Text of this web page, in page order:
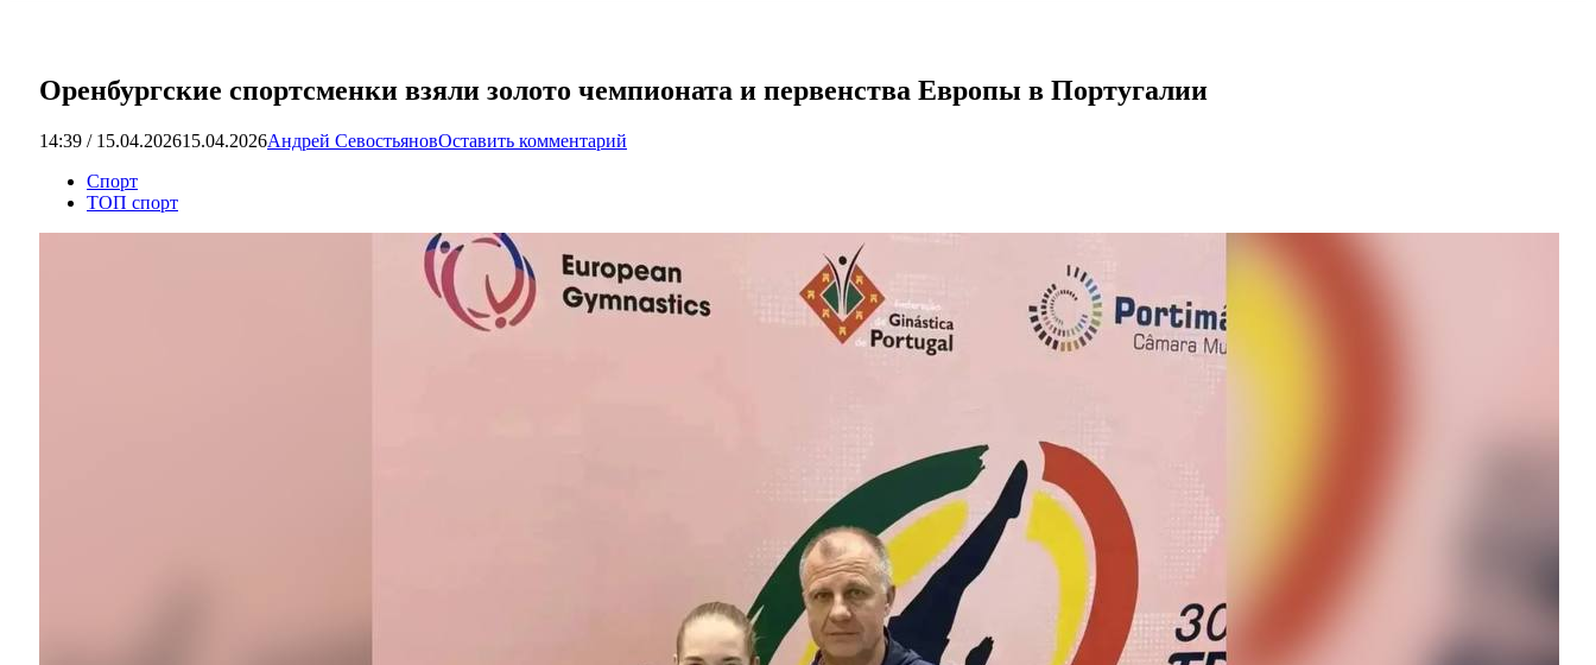
Оренбургские спортсменки взяли золото чемпионата и первенства Европы в Португалии
14:39 / 15.04.202615.04.2026Андрей СевостьяновОставить комментарий
Спорт
ТОП спорт